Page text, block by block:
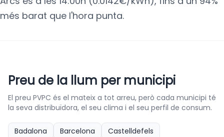
més barat que l'hora punta.
Preu de la llum per municipi
El preu PVPC és el mateix a tot arreu, però cada municipi té
la seva distribuïdora, el seu clima i el seu perfil de consum.
Badalona Barcelona
Castelldefels